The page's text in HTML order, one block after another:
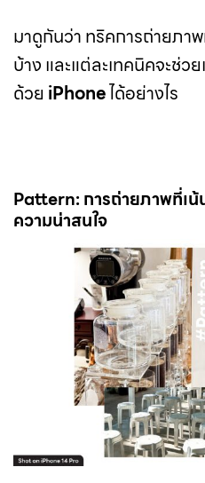
มาดูกันว่า ทริคการถ่ายภา
บ้าง และแต่ละเทคนิคจะช่ว
ด้วยiPhoneได้อย่างไร
Pattern: การถ่ายภาพที่เ
ความน่าสนใจ